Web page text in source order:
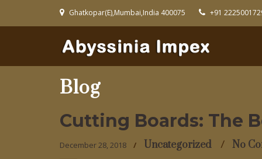
Ghatkopar(E),Mumbai,India 400075 +91
Blog
Cutting Boards: The
December 28, 2018 Uncategorized No